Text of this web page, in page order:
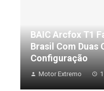
BAIC Arcfox T1
Brasil Com Duas
Configuração
Motor Extremo